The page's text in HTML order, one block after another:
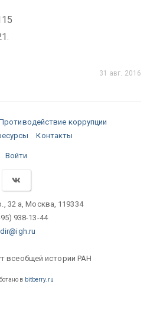
31 авг. 2016
коррупции
Контакты
Войти
32 а, Москва, 119334
938-13-44
dir@igh.ru
всеобщей истории РАН
в bitberry.ru